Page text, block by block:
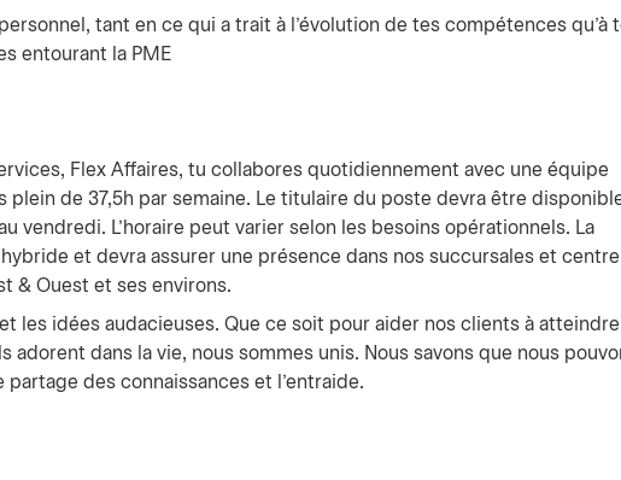
tant en ce qui a trait à l'évolution de tes compétences qu'à
entourant la PME
Flex Affaires, tu collabores quotidiennement avec une équipe
plein de 37,5h par semaine. Le titulaire du poste devra être
vendredi. L’horaire peut varier selon les besoins opérationnels. La
et devra assurer une présence dans nos succursales et centre
& Ouest et ses environs.
les idées audacieuses. Que ce soit pour aider nos clients à
adorent dans la vie, nous sommes unis. Nous savons que nous
des connaissances et l’entraide.